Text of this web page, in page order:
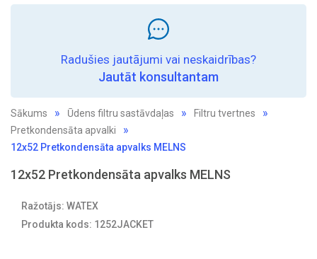
Radušies jautājumi vai neskaidrības?
Jautāt konsultantam
Sākums Ūdens filtru sastāvdaļas
Filtru tvertnes
Pretkondensāta apvalki
12x52 Pretkondensāta apvalks MELNS
12x52 Pretkondensāta apvalks MELNS
Ražotājs: WATEX
Produkta kods: 1252JACKET